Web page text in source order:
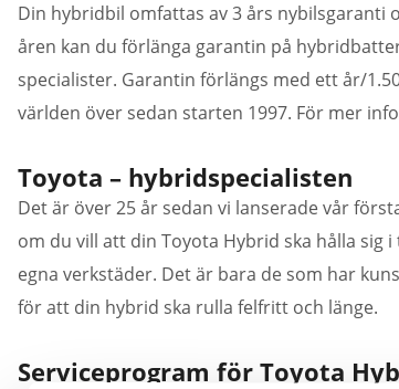
Din hybridbil omfattas av 3 års nybilsgaranti
åren kan du förlänga garantin på
specialister. Garantin förlängs med ett år/
världen över sedan starten 1997. För mer
Toyota – hybridspecialisten
Det är över 25 år sedan vi lanserade vår
om du vill att din Toyota Hybrid ska hålla sig
egna verkstäder. Det är bara de som har
för att din hybrid ska rulla felfritt och länge.
Serviceprogram för Toyota